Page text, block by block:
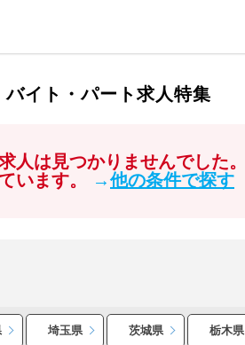
イト・パート求人特集
人は見つかりませんでした。
います。
→他の条件で探す
埼玉県 茨城県 栃木県